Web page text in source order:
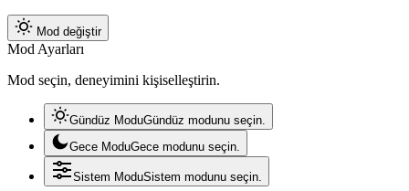
Mod değiştir
Mod Ayarları
Mod seçin, deneyimini kişiselleştirin.
Gündüz ModuGündüz modunu seçin.
Gece ModuGece modunu seçin.
Sistem ModuSistem modunu seçin.